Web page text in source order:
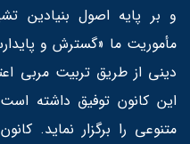
مأموریت ما «گسترش و
دینی از طریق تربیت مربی
متنوعی را برگزار نماید.